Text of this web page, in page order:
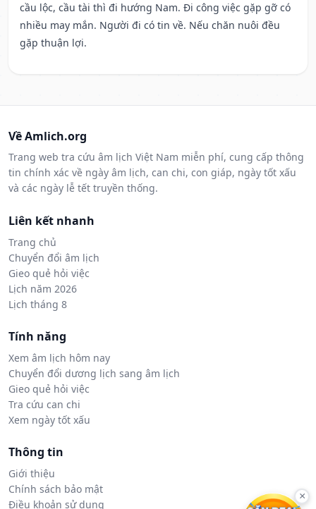
cầu lộc, cầu tài thì đi hướng Nam. Đi công việc gặp gỡ có
nhiều may mắn. Người đi có tin về. Nếu chăn nuôi đều
gặp thuận lợi.
Về Amlich.org
Trang web tra cứu âm lịch Việt Nam miễn phí, cung cấp thông
tin chính xác về ngày âm lịch, can chi, con giáp, ngày tốt xấu
và các ngày lễ tết truyền thống.
Liên kết nhanh
Trang chủ
Chuyển đổi âm lịch
Gieo quẻ hỏi việc
Lịch năm 2026
Lịch tháng 8
Tính năng
Xem âm lịch hôm nay
Chuyển đổi dương lịch sang âm lịch
Gieo quẻ hỏi việc
Tra cứu can chi
Xem ngày tốt xấu
Thông tin
Giới thiệu
Chính sách bảo mật
Điều khoản sử dụng
×